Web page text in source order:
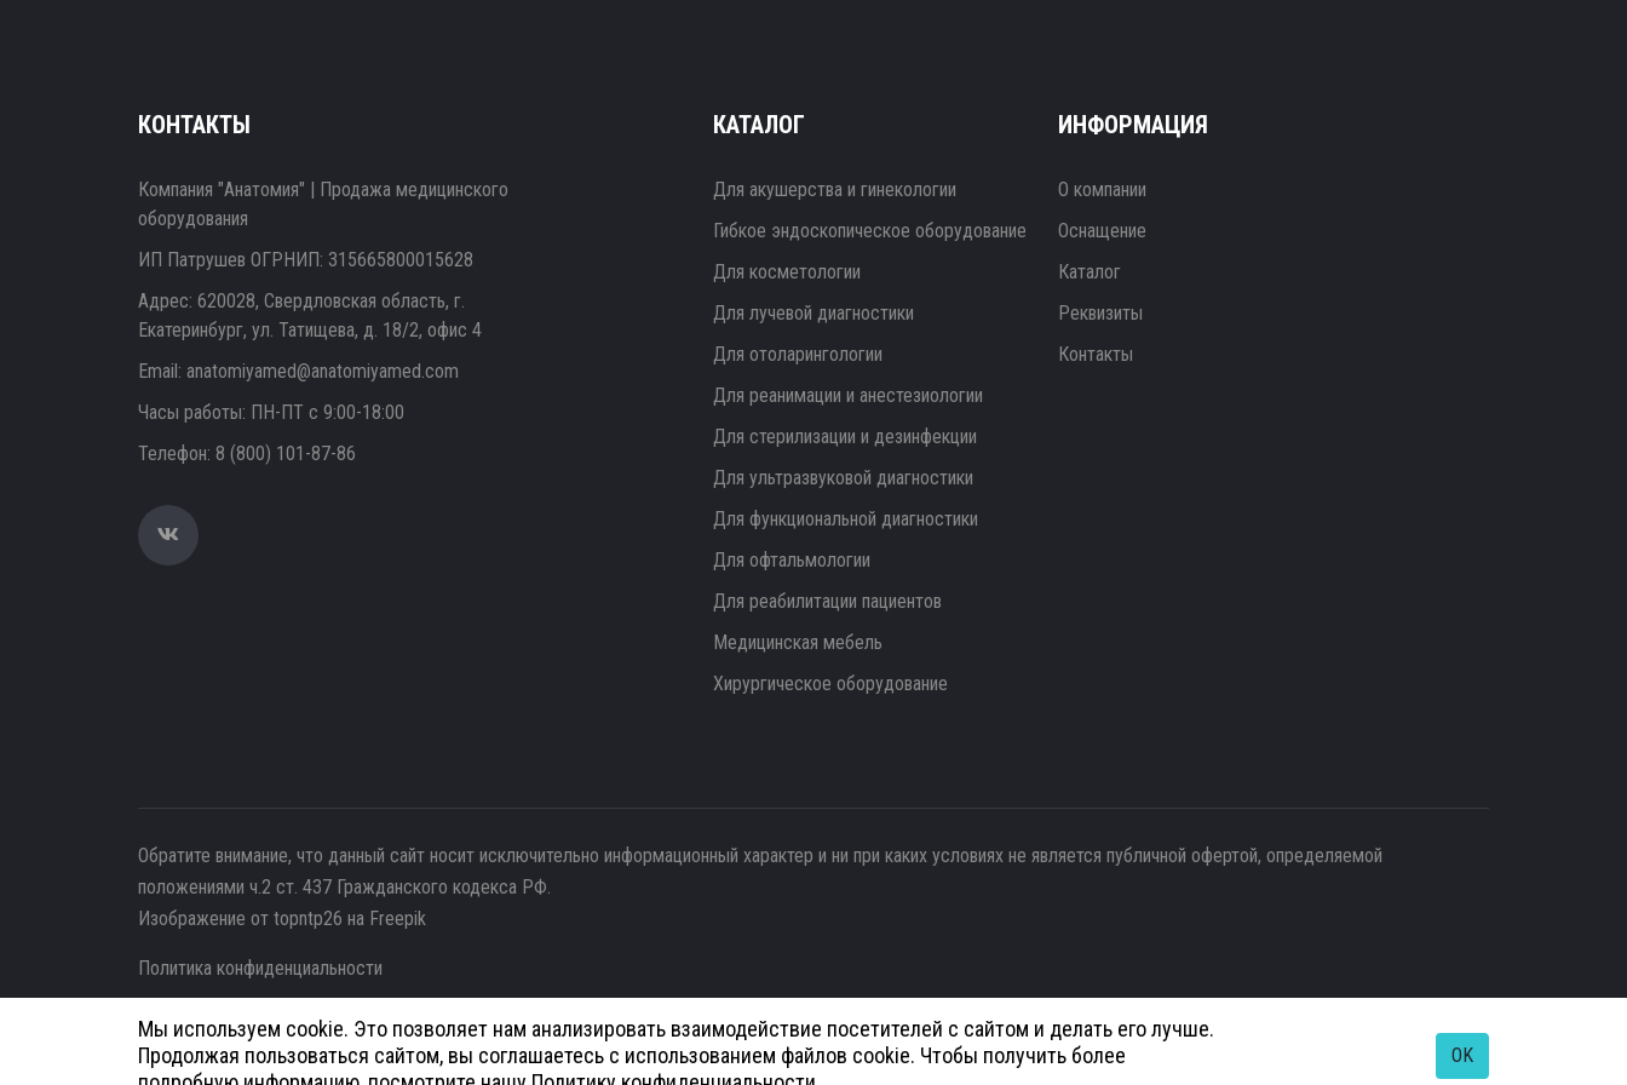
КОНТАКТЫ
Компания "Анатомия" | Продажа медицинского
оборудования
ИП Патрушев ОГРНИП: 315665800015628
Адрес: 620028, Свердловская область, г.
Екатеринбург, ул. Татищева, д. 18/2, офис 4
Email: anatomiyamed@anatomiyamed.com
Часы работы: ПН-ПТ с 9:00-18:00
Телефон: 8 (800) 101-87-86
КАТАЛОГ
Для акушерства и гинекологии
Гибкое эндоскопическое оборудование
Для косметологии
Для лучевой диагностики
Для отоларингологии
Для реанимации и анестезиологии
Для стерилизации и дезинфекции
Для ультразвуковой диагностики
Для функциональной диагностики
Для офтальмологии
Для реабилитации пациентов
Медицинская мебель
Хирургическое оборудование
ИНФОРМАЦИЯ
О компании
Оснащение
Каталог
Реквизиты
Контакты
Обратите внимание, что данный сайт носит исключительно информационный характер и ни при каких условиях не является публичной офертой, определяемой
положениями ч.2 ст. 437 Гражданского кодекса РФ.
Изображение от topntp26 на Freepik
Политика конфиденциальности
Согласие на обработку персональных данных
© 2026Анатомия - Медицинское оборудование | Разработка и продвижение сайтов -DUKiS
Мы используем cookie. Это позволяет нам анализировать взаимодействие посетителей с сайтом и делать его лучше.
Продолжая пользоваться сайтом, вы соглашаетесь с использованием файлов cookie. Чтобы получить более
OK